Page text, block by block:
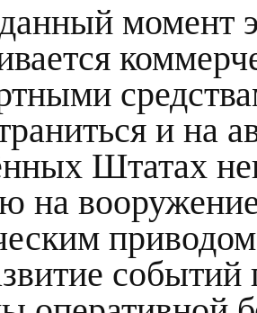
момент
и на
Штатах
на
событий